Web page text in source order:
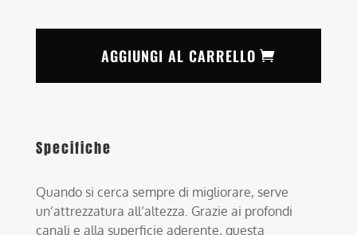
AGGIUNGI AL CARRELLO
Specifiche
Quando si cerca sempre di migliorare, serve
un’attrezzatura all’altezza. Grazie ai profondi
canali e alla superficie aderente, questa